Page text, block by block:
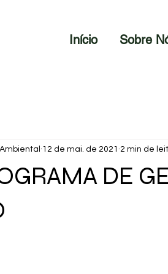
Início Sobre
DE
12 de mai. de 2021 2 min de